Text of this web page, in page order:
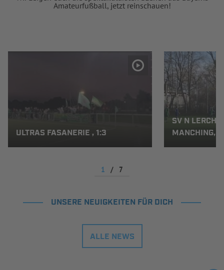
Amateurfußball, jetzt reinschauen!
ULTRAS FASANERIE , 1:3
SV N
MANCHING,
1 / 7
UNSERE NEUIGKEITEN FÜR DICH
ALLE NEWS